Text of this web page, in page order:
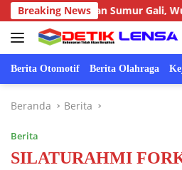
Langsung
ke
konten
Breaking News
Sumur Gali, Wujud
Berita Otomotif Berita Olahraga
Beranda Berita
Berita
SILATURAHMI